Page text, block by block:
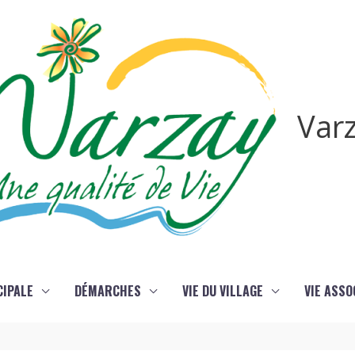
DÉMARCHES VIE DU VILLAGE VIE